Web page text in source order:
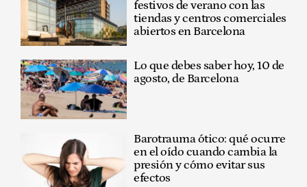
festivos de verano con las
tiendas y centros comerciales
abiertos en Barcelona
Lo que debes saber hoy, 10 de
agosto, de Barcelona
Barotrauma ótico: qué ocurre
en el oído cuando cambia la
presión y cómo evitar sus
efectos